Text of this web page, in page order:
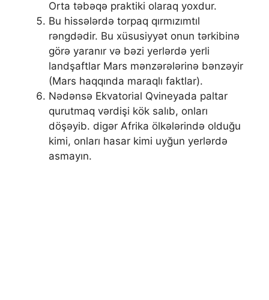
Orta təbəqə praktiki olaraq yoxdur.
Bu hissələrdə torpaq qırmızımtıl
rəngdədir. Bu xüsusiyyət onun tərkibinə
görə yaranır və bəzi yerlərdə yerli
landşaftlar Mars mənzərələrinə bənzəyir
(Mars haqqında maraqlı faktlar).
Nədənsə Ekvatorial Qvineyada paltar
qurutmaq vərdişi kök salıb, onları
döşəyib. digər Afrika ölkələrində olduğu
kimi, onları hasar kimi uyğun yerlərdə
asmayın.